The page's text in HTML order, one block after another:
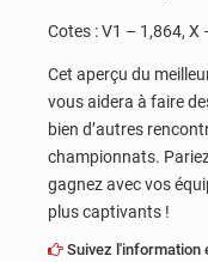
Cotes : V1 – 1,864, X
Cet aperçu du
vous aidera à faire
bien d’autres
championnats.
gagnez avec vos
plus captivants !
Suivez l'information